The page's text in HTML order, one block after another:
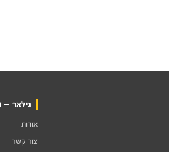
גילאר — Sika ישראל
אודות
צור קשר